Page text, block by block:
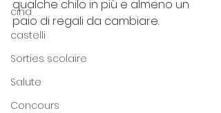
cina
castelli
Sorties scolaire
Salute
Concours
qualche chilo in più e almeno un
paio di regali da cambiare.